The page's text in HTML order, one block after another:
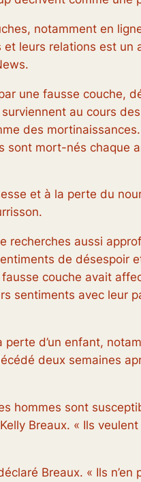
notamment en
leurs relations est un
une fausse couche,
au cours
des
sont mort-nés chaque
et à la perte du
recherches aussi
de désespoir
couche avait
sentiments avec leur
d’un enfant,
deux semaines
hommes sont
Breaux. « Ils
Breaux. « Ils n’en